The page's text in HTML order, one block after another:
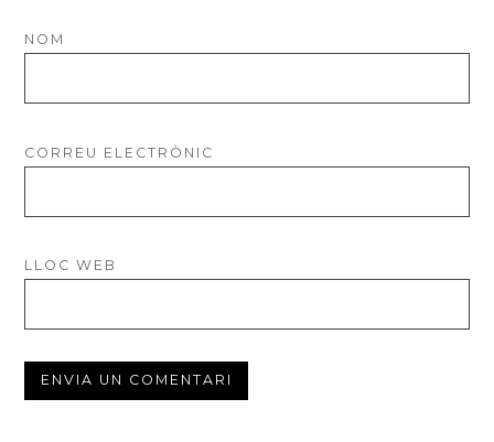
NOM
CORREU ELECTRÒNIC
LLOC WEB